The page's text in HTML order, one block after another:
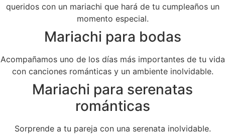
queridos con un mariachi que hará de tu cumpleaños un
momento especial.
Mariachi para bodas
Acompañamos uno de los días más importantes de tu vida
con canciones románticas y un ambiente inolvidable.
Mariachi para serenatas
románticas
Sorprende a tu pareja con una serenata inolvidable.